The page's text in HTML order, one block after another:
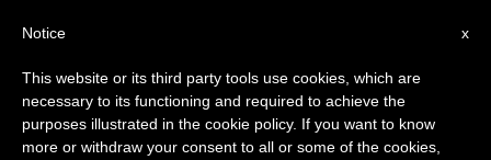
x
Notice
This website or its third party tools use cookies, which are
necessary to its functioning and required to achieve the
purposes illustrated in the cookie policy. If you want to know
more or withdraw your consent to all or some of the cookies,